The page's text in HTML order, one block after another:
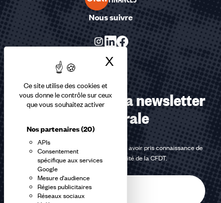
Ce site utilise des cookies et
vous donne le contrôle sur ceux
que vous souhaitez activer
Nos partenaires(20)
APIs
Consentement
spécifique aux services
Google
Mesure d'audience
Régies publicitaires
Réseaux sociaux
X Masquer le
Nous suivre
Abonnez-vous à la newsletter
confédérale
En m'inscrivant à la newsletter, j'affirme avoir pris connaissance de
lapolitique de confidentialité de la CFDT.